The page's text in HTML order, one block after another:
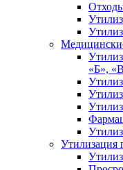
«Б»,
Утилизация